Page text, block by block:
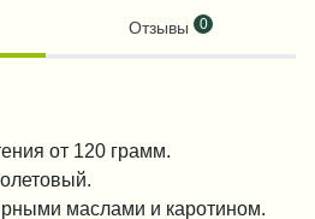
Отзывы 0
от 120 грамм.
маслами и каротином.